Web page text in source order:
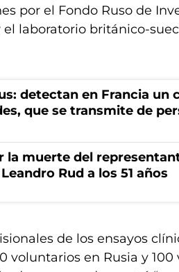
por el Fondo Ruso de
laboratorio británico-
detectan en Francia un
que se transmite de
la muerte del
Rud a los 51 años
de los ensayos
voluntarios en Rusia y